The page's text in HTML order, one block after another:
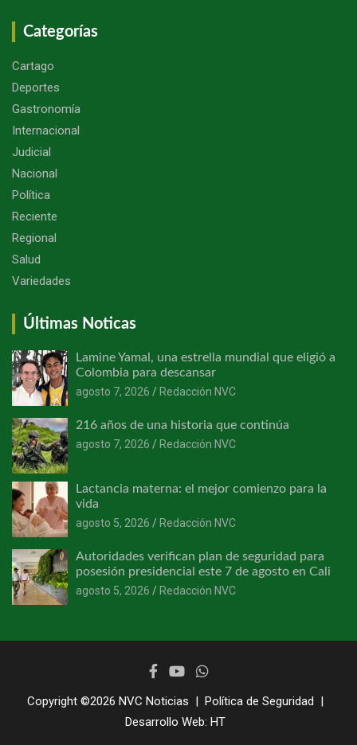
Categorías
Cartago
Deportes
Gastronomía
Internacional
Judicial
Nacional
Política
Reciente
Regional
Salud
Variedades
Últimas Noticas
Lamine Yamal, una estrella mundial que eligió a
Colombia para descansar
agosto 7, 2026
Redacción NVC
216 años de una historia que continúa
agosto 7, 2026
Redacción NVC
Lactancia materna: el mejor comienzo para la
vida
agosto 5, 2026
Redacción NVC
Autoridades verifican plan de seguridad para
posesión presidencial este 7 de agosto en Cali
agosto 5, 2026
Redacción NVC
Copyright ©2026 NVC Noticias
Política de Seguridad
Desarrollo Web: HT